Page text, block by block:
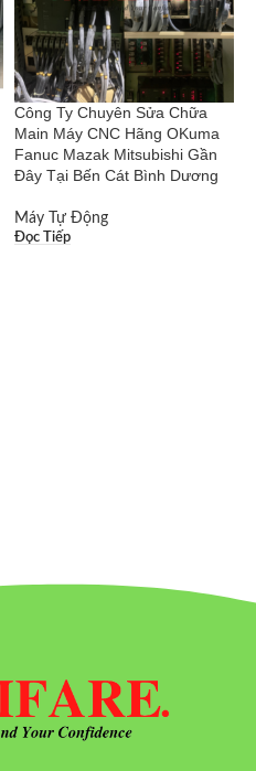
Công Ty Chuyên Sửa Chữa
Main Máy CNC Hãng OKuma
Fanuc Mazak Mitsubishi Gần
Đây Tại Bến Cát Bình Dương
Máy Tự Động
Đọc Tiếp